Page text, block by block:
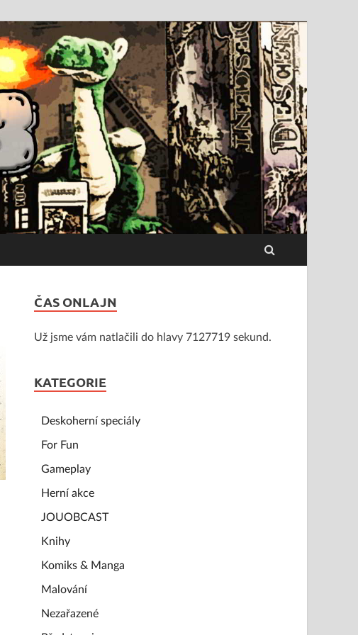
ČAS ONLAJN
Už jsme vám natlačili do hlavy 7127719 sekund.
KATEGORIE
Deskoherní speciály
For Fun
Gameplay
Herní akce
JOUOBCAST
Knihy
Komiks & Manga
Malování
Nezařazené